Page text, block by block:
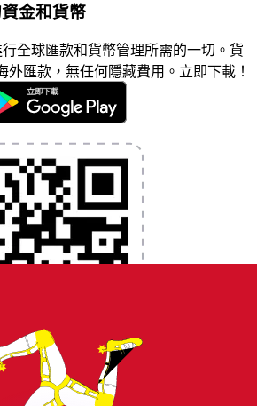
金和貨幣
全球匯款和貨幣管理所需的一切。貨
外匯款，無任何隱藏費用。立即下載！